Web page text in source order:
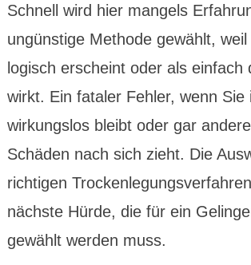
Schnell wird hier mangels
ungüns­tige Methode gewählt,
logisch erscheint oder als einfach
wirkt. Ein fataler Fehler, wenn Sie
wirkungs­los bleibt oder gar
Schäden nach sich zieht. Die
richtigen
nächste Hürde, die für ein
gewählt werden muss.